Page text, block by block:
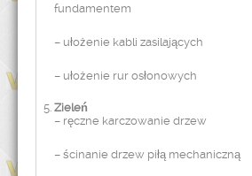
fundamentem
– ułożenie kabli zasilających
– ułożenie rur osłonowych
Zieleń
– ręczne karczowanie drzew
– ścinanie drzew piłą mechaniczną